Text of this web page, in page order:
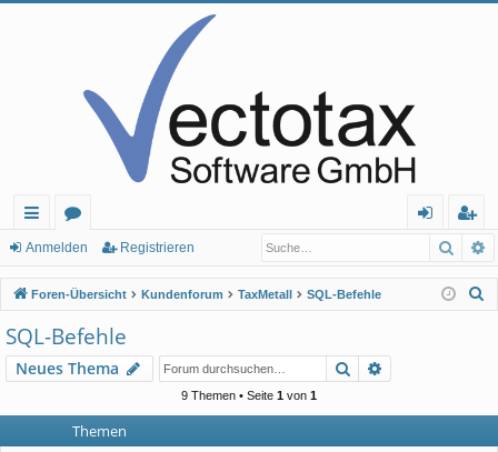
ch
ne
llz
ug
rif
f
or
en
m
el
eg
ist
rie
Anmelden Registrieren
Foren-Übersicht Kundenforum TaxMetall SQL-Befehle
SQL-Befehle
Neues Thema Suche
9 Themen • Seite 1 von 1
Themen